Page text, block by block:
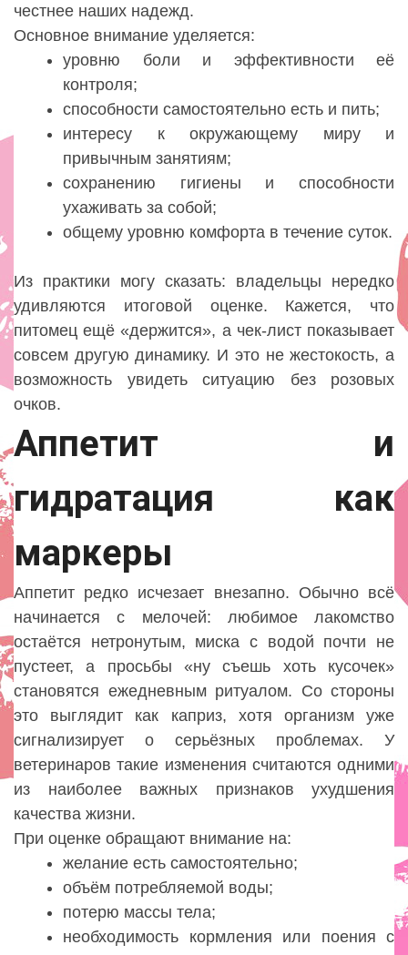
честнее наших надежд.
Основное внимание уделяется:
уровню боли и эффективности её
контроля;
способности самостоятельно есть и пить;
интересу к окружающему миру и
привычным занятиям;
сохранению гигиены и способности
ухаживать за собой;
общему уровню комфорта в течение суток.
Из практики могу сказать: владельцы нередко
удивляются итоговой оценке. Кажется, что
питомец ещё «держится», а чек-лист показывает
совсем другую динамику. И это не жестокость, а
возможность увидеть ситуацию без розовых
очков.
Аппетит и
гидратация как
маркеры
Аппетит редко исчезает внезапно. Обычно всё
начинается с мелочей: любимое лакомство
остаётся нетронутым, миска с водой почти не
пустеет, а просьбы «ну съешь хоть кусочек»
становятся ежедневным ритуалом. Со стороны
это выглядит как каприз, хотя организм уже
сигнализирует о серьёзных проблемах. У
ветеринаров такие изменения считаются одними
из наиболее важных признаков ухудшения
качества жизни.
При оценке обращают внимание на:
желание есть самостоятельно;
объём потребляемой воды;
потерю массы тела;
необходимость кормления или поения с